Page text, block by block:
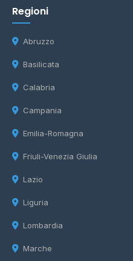
Regioni
Abruzzo
Basilicata
Calabria
Campania
Emilia-Romagna
Friuli-Venezia Giulia
Lazio
Liguria
Lombardia
Marche